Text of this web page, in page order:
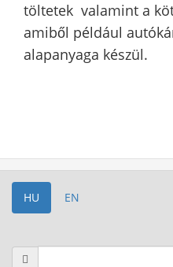
töltetek valamint a
amiből például
alapanyaga készül.
HU EN